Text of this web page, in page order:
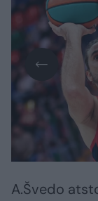
A.Švedo